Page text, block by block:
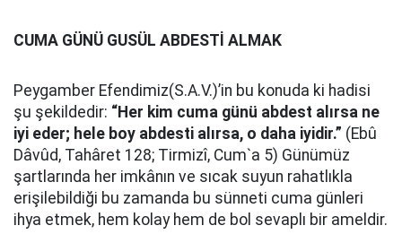
CUMA GÜNÜ GUSÜL ABDESTİ ALMAK
Peygamber Efendimiz(S.A.V.)’in bu konuda ki hadisi
şu şekildedir: “Her kim cuma günü abdest alırsa ne
iyi eder; hele boy abdesti alırsa, o daha iyidir.” (Ebû
Dâvûd, Tahâret 128; Tirmizî, Cum`a 5) Günümüz
şartlarında her imkânın ve sıcak suyun rahatlıkla
erişilebildiği bu zamanda bu sünneti cuma günleri
ihya etmek, hem kolay hem de bol sevaplı bir ameldir.